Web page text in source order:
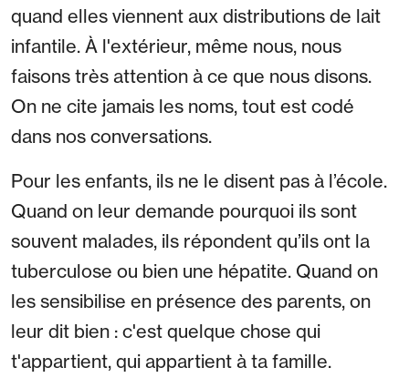
quand elles viennent aux distributions de lait
infantile. À l'extérieur, même nous, nous
faisons très attention à ce que nous disons.
On ne cite jamais les noms, tout est codé
dans nos conversations.
Pour les enfants, ils ne le disent pas à l’école.
Quand on leur demande pourquoi ils sont
souvent malades, ils répondent qu’ils ont la
tuberculose ou bien une hépatite. Quand on
les sensibilise en présence des parents, on
leur dit bien : c'est quelque chose qui
t'appartient, qui appartient à ta famille.